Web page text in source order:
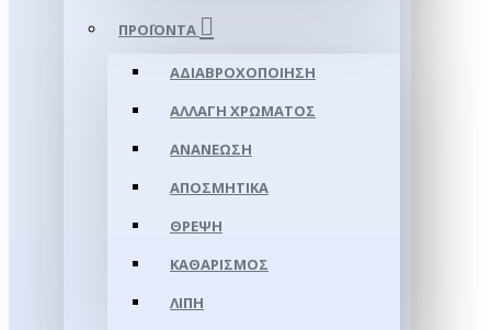
ΠΡΟΪΌΝΤΑ
ΑΔΙΑΒΡΟΧΟΠΟΊΗΣΗ
ΑΛΛΑΓΉ ΧΡΏΜΑΤΟΣ
ΑΝΑΝΈΩΣΗ
ΑΠΟΣΜΗΤΙΚΆ
ΘΡΈΨΗ
ΚΑΘΑΡΙΣΜΌΣ
ΛΊΠΗ